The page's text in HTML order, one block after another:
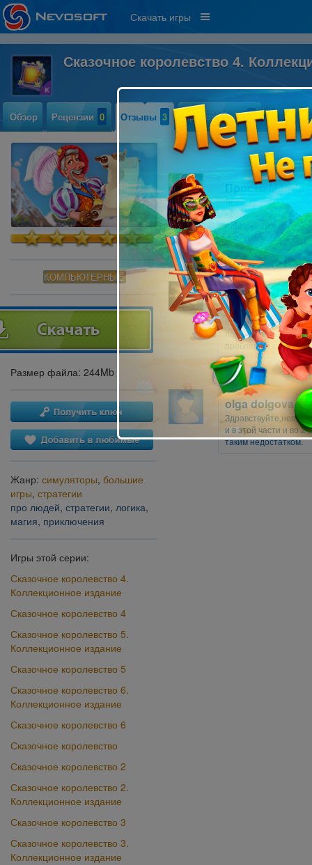
Скачать игры
Сказочное королевство 4.
Обзор Рецензии 0 Отзывы 3 Прохождение 0
КОМПЬЮТЕРНЫЕ
Размер файла: 244Mb
Жанр: симуляторы, большие
игры, стратегии
про людей, стратегии, логика,
магия, приключения
Игры этой серии:
Сказочное королевство 4.
Коллекционное издание
Сказочное королевство 4
Сказочное королевство 5.
Коллекционное издание
Сказочное королевство 5
Сказочное королевство 6.
Коллекционное издание
Сказочное королевство 6
Сказочное королевство
Сказочное королевство 2
Сказочное королевство 2.
Коллекционное издание
Сказочное королевство 3
Сказочное королевство 3.
Коллекционное издание
Просто Мария
Всем, привет! Мне
продолжение и не
графика, крутые
дополнительная
Ольга
Olga, нам очень
обращение в Службу
подробностей,
проблему и
olga dolgova
и в этой части и во 2
таким недостатком.